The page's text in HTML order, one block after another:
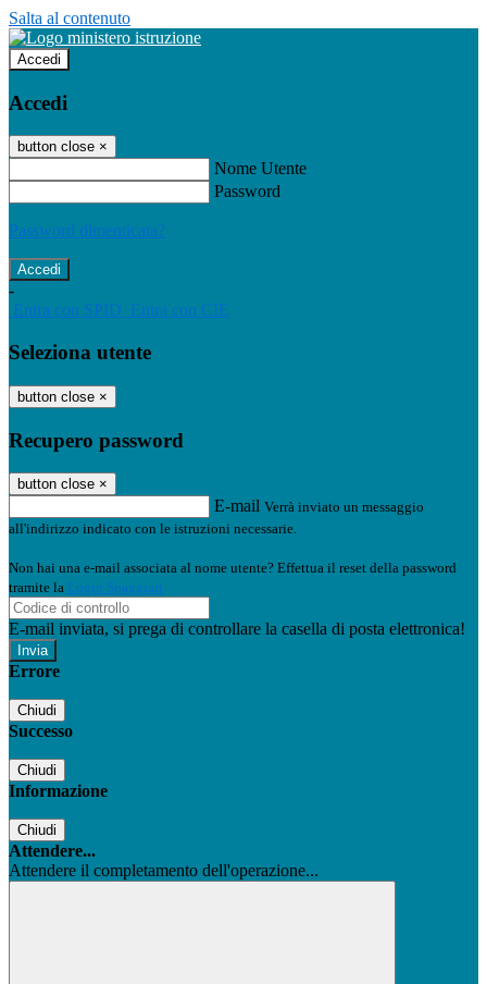
Salta al contenuto
Accedi
Accedi
button close ×
Nome Utente
Password
Password dimenticata?
-
Entra con SPID Entra con CIE
Seleziona utente
button close ×
Recupero password
button close ×
E-mail Verrà inviato un messaggio
all'indirizzo indicato con le istruzioni necessarie.
Non hai una e-mail associata al nome utente? Effettua il reset della password
tramite la Login Spaggiari
E-mail inviata, si prega di controllare la casella di posta elettronica!
Errore
Chiudi
Successo
Chiudi
Informazione
Chiudi
Attendere...
Attendere il completamento dell'operazione...